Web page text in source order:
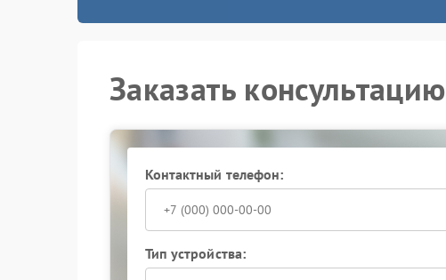
Заказать консультацию
Контактный телефон:
Тип устройства: